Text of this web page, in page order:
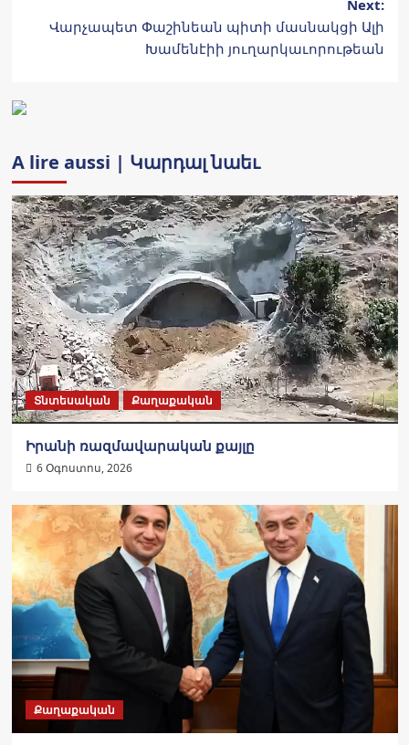
Next:
Վարչապետ Փաշինեան պիտի մասնակցի Ալի
Խամենէիի յուղարկաւորութեան
A lire aussi | Կարդալ նաեւ
Տնտեսական Քաղաքական
Իրանի ռազմավարական քայլը
6 Օգոստոս, 2026
Քաղաքական